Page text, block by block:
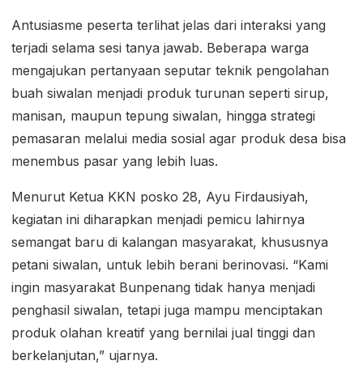
Antusiasme peserta terlihat jelas dari interaksi yang
terjadi selama sesi tanya jawab. Beberapa warga
mengajukan pertanyaan seputar teknik pengolahan
buah siwalan menjadi produk turunan seperti sirup,
manisan, maupun tepung siwalan, hingga strategi
pemasaran melalui media sosial agar produk desa bisa
menembus pasar yang lebih luas.
Menurut Ketua KKN posko 28, Ayu Firdausiyah,
kegiatan ini diharapkan menjadi pemicu lahirnya
semangat baru di kalangan masyarakat, khususnya
petani siwalan, untuk lebih berani berinovasi. “Kami
ingin masyarakat Bunpenang tidak hanya menjadi
penghasil siwalan, tetapi juga mampu menciptakan
produk olahan kreatif yang bernilai jual tinggi dan
berkelanjutan,” ujarnya.